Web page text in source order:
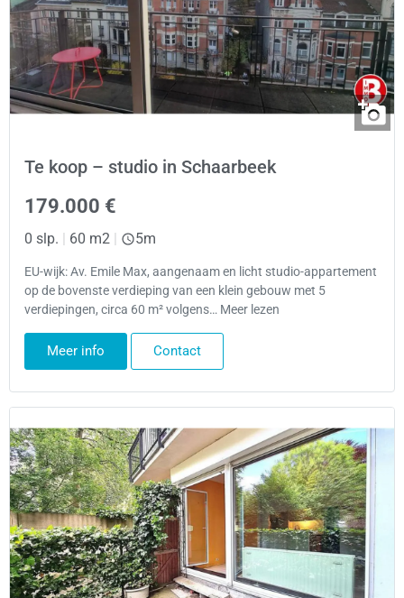
Te koop – studio in Schaarbeek
179.000 €
0 slp. | 60 m2 | 5m
EU-wijk: Av. Emile Max, aangenaam en licht studio-appartement
op de bovenste verdieping van een klein gebouw met 5
verdiepingen, circa 60 m² volgens… Meer lezen
Meer info Contact